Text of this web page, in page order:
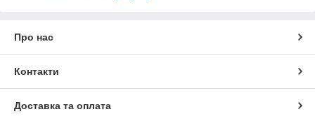
Про нас
Контакти
Доставка та оплата